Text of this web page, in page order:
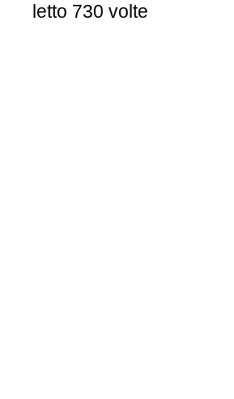
letto 730 volte